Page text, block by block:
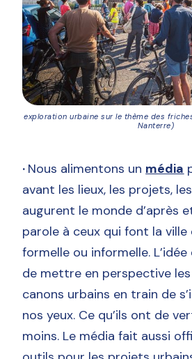
exploration urbaine sur le thème des
Nanterre)
· Nous alimentons un média
avant les lieux, les projets,
augurent le monde d’après
parole à ceux qui font la ville
formelle ou informelle.
de mettre en perspective
canons urbains en train de
nos yeux. Ce qu’ils ont de
moins. Le média fait aussi